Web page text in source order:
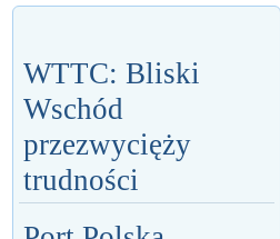
WTTC: Bliski
Wschód
przezwycięży
trudności